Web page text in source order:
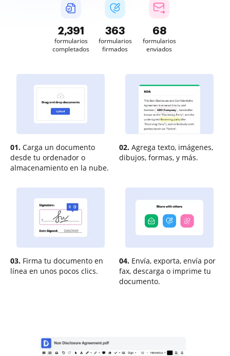
2,391
formularios
completados
363
formularios
firmados
68
formularios
enviados
01. Carga un documento
desde tu ordenador o
almacenamiento en la nube.
02. Agrega texto, imágenes,
dibujos, formas, y más.
03. Firma tu documento en
línea en unos pocos clics.
04. Envía, exporta, envía por
fax, descarga o imprime tu
documento.